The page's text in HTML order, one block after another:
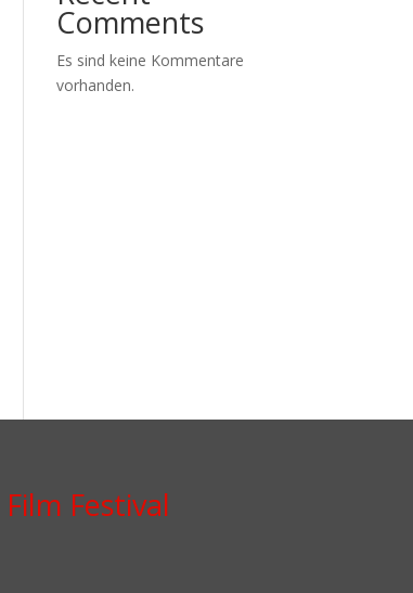
Comments
Es sind keine Kommentare
vorhanden.
Festival